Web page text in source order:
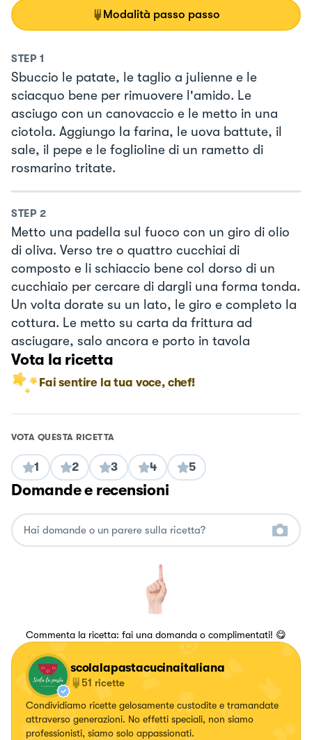
Modalità passo passo
STEP 1
Sbuccio le patate, le taglio a julienne e le
sciacquo bene per rimuovere l'amido. Le
asciugo con un canovaccio e le metto in una
ciotola. Aggiungo la farina, le uova battute, il
sale, il pepe e le foglioline di un rametto di
rosmarino tritate.
STEP 2
Metto una padella sul fuoco con un giro di olio
di oliva. Verso tre o quattro cucchiai di
composto e li schiaccio bene col dorso di un
cucchiaio per cercare di dargli una forma tonda.
Un volta dorate su un lato, le giro e completo la
cottura. Le metto su carta da frittura ad
asciugare, salo ancora e porto in tavola
Vota la ricetta
Fai sentire la tua voce, chef!
VOTA QUESTA RICETTA
1 2 3 4 5
Domande e recensioni
Commenta la ricetta: fai una domanda o complimentati! 😋
scolalapastacucinaitaliana
51 ricette
Condividiamo ricette gelosamente custodite e tramandate
attraverso generazioni. No effetti speciali, non siamo
professionisti, siamo solo appassionati.